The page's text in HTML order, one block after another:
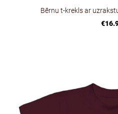
Bērnu t-krekls ar